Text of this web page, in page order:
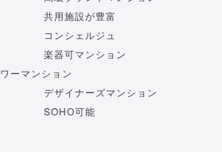
共用施設が豊富
コンシェルジュ
楽器可マンション
ーマンション
デザイナーズマンション
SOHO可能